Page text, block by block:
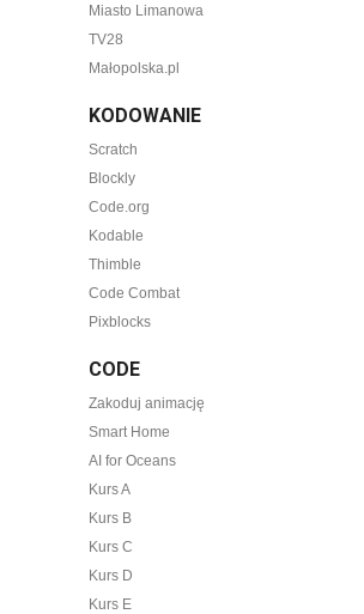
Miasto Limanowa
TV28
Małopolska.pl
KODOWANIE
Scratch
Blockly
Code.org
Kodable
Thimble
Code Combat
Pixblocks
CODE
Zakoduj animację
Smart Home
AI for Oceans
Kurs A
Kurs B
Kurs C
Kurs D
Kurs E